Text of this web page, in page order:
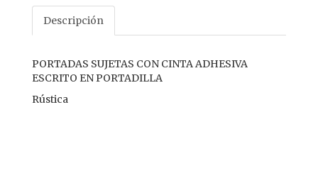
Descripción
PORTADAS SUJETAS CON CINTA ADHESIVA
ESCRITO EN PORTADILLA
Rústica